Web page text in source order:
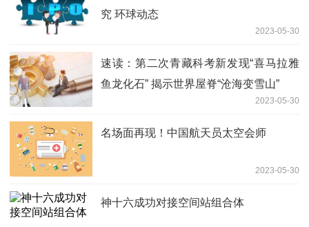
究 环球动态
2023-05-30
速读：第二次青藏科考新发现“喜马拉雅
鱼龙化石” 揭示世界屋脊“沧海变雪山”
2023-05-30
名场面再现！中国航天员太空会师
2023-05-30
神十六成功对接空间站组合体